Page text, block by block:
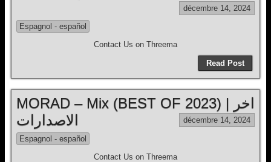
décembre 14, 2024
Espagnol - español
Contact Us on Threema
Read Post
MORAD – Mix (BEST OF 2023) | اخر
الاصدارات
décembre 14, 2024
Espagnol - español
Contact Us on Threema